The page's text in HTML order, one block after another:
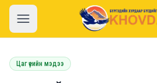
khovd.mn
Цаг үеийн мэдээ